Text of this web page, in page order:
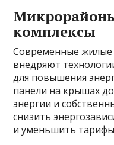
комплексы
Современные жилые
внедряют
для повышения
панели на крышах
энергии и
снизить
и уменьшить